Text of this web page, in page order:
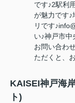
です♪2駅利
が魅力です♪
リです
い♪神戸市
お問い合わ
ただくと、
KAISEI神戸海
ト)